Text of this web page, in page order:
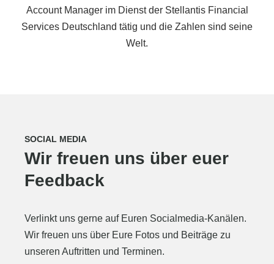
Account Manager im Dienst der Stellantis Financial
Services Deutschland tätig und die Zahlen sind seine
Welt.
SOCIAL MEDIA
Wir freuen uns über euer
Feedback
Verlinkt uns gerne auf Euren Socialmedia-Kanälen.
Wir freuen uns über Eure Fotos und Beiträge zu
unseren Auftritten und Terminen.